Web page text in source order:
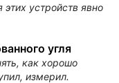
устройств явно
угля
как хорошо
измерил.